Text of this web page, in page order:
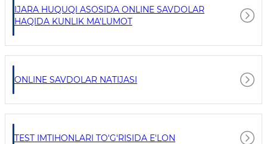
IJARA HUQUQI ASOSIDA ONLINE SAVDOLAR
HAQIDA KUNLIK MA'LUMOT
ONLINE SAVDOLAR NATIJASI
TEST IMTIHONLARI TO'G'RISIDA E'LON